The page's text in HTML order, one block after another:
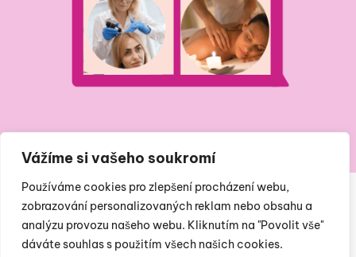
Vážíme si vašeho soukromí
Používáme cookies pro zlepšení procházení webu,
zobrazování personalizovaných reklam nebo obsahu a
analýzu provozu našeho webu. Kliknutím na "Povolit vše"
dáváte souhlas s použitím všech našich cookies.
posta@institutkrasy.cz